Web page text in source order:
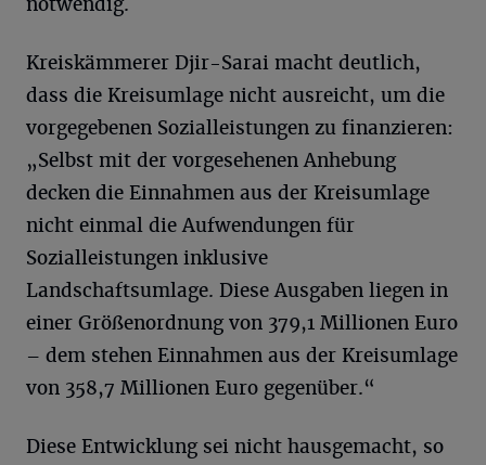
Kreiskämmerer Djir-Sarai macht deutlich,
dass die Kreisumlage nicht ausreicht, um die
vorgegebenen Sozialleistungen zu finanzieren:
„Selbst mit der vorgesehenen Anhebung
decken die Einnahmen aus der Kreisumlage
nicht einmal die Aufwendungen für
Sozialleistungen inklusive
Landschaftsumlage. Diese Ausgaben liegen in
einer Größenordnung von 379,1 Millionen Euro
– dem stehen Einnahmen aus der Kreisumlage
von 358,7 Millionen Euro gegenüber.“
Diese Entwicklung sei nicht hausgemacht, so